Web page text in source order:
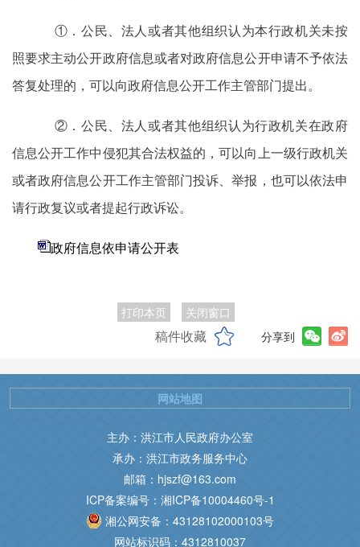
①．公民、法人或者其他组织认为本行政机关未按
照要求主动公开政府信息或者对政府信息公开申请不予依法
答复处理的，可以向政府信息公开工作主管部门提出。
②．公民、法人或者其他组织认为行政机关在政府
信息公开工作中侵犯其合法权益的，可以向上一级行政机关
或者政府信息公开工作主管部门投诉、举报，也可以依法申
请行政复议或者提起行政诉讼。
政府信息依申请公开表
打印本页 关闭窗口
稿件收藏 分享到
主办：洪江市人民政府办公室
承办：洪江市政务服务中心
邮箱：hjszf@163.com
ICP备案编号：湘ICP备10004460号-1
湘公网安备：43128102000103号
网站标识码：4312810037
网站地图